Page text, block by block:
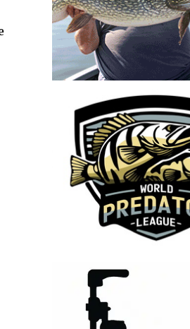
veel nieuwe producten bij